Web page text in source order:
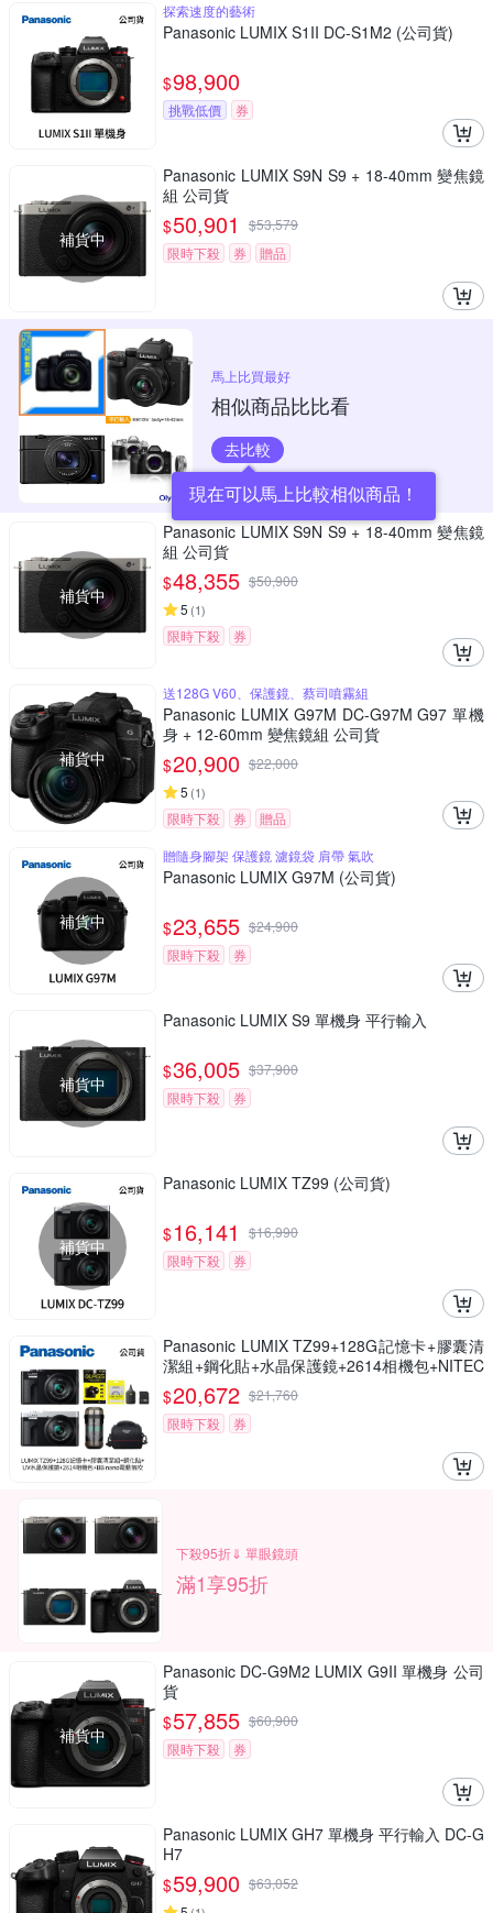
探索速度的藝術
Panasonic LUMIX S1II DC-S1M2 (公司貨)
$98,900
挑戰低價 券
補貨中
Panasonic LUMIX S9N S9 + 18-40mm 變焦鏡
組 公司貨
$50,901 $53,579
限時下殺
券 贈品
馬上比買最好
相似商品比比看
去比較
現在可以馬上比較相似商品！
補貨中
Panasonic LUMIX S9N S9 + 18-40mm 變焦鏡
組 公司貨
$48,355 $50,900
5 (1)
限時下殺 券
補貨中
送128G V60、保護鏡、蔡司噴霧組
Panasonic LUMIX G97M DC-G97M G97 單機
身 + 12-60mm 變焦鏡組 公司貨
$20,900 $22,000
5 (1)
限時下殺 券 贈品
補貨中
贈隨身腳架 保護鏡 濾鏡袋 肩帶 氣吹
Panasonic LUMIX G97M (公司貨)
$23,655 $24,900
限時下殺
券
補貨中
Panasonic LUMIX S9 單機身 平行輸入
$36,005 $37,900
限時下殺
券
補貨中
Panasonic LUMIX TZ99 (公司貨)
$16,141 $16,990
限時下殺
券
Panasonic LUMIX TZ99+128G記憶卡+膠囊清
潔組+鋼化貼+水晶保護鏡+2614相機包+NITEC
ORE BB nano 迷你電動氣吹(公司貨)
$20,672 $21,760
限時下殺
券
下殺95折⇓ 單眼鏡頭
滿1享95折
補貨中
Panasonic DC-G9M2 LUMIX G9II 單機身 公司
貨
$57,855 $60,900
限時下殺
券
Panasonic LUMIX GH7 單機身 平行輸入 DC-G
H7
$59,900 $63,052